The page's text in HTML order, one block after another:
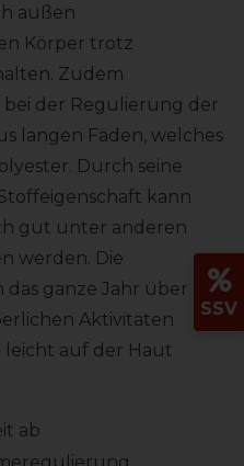
außen
Körper trotz
Zudem
der Regulierung der
langen Fäden, welches
Durch seine
kann
gut unter anderen
werden. Die
ganze Jahr über bei
Aktivitäten
leicht auf der Haut
ab
SSV